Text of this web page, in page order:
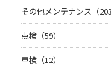
その他メンテナンス（203
点検（59）
車検（12）